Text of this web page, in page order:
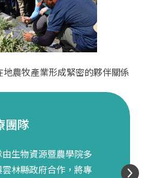
農牧產業形成緊密的夥伴關係
團隊
生物資源暨農學院多
林縣政府合作，將專
1965年，最初目的是
源與資訊匱乏。近年
護與氣候調適
及氣候變遷與永續發
業計畫
促進社區合作，臺大
畫，讓林業融入社區
連結與博物館
與南投賽德克族合作
斯建構防災能
天氣災害研究中心與
米品系
復育南投縣信義鄉布
，與當地族語專家、